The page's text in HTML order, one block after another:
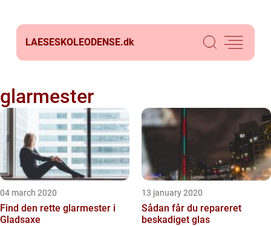
LAESESKOLEODENSE.dk
glarmester
04 march 2020
Find den rette glarmester i
Gladsaxe
13 january 2020
Sådan får du repareret
beskadiget glas